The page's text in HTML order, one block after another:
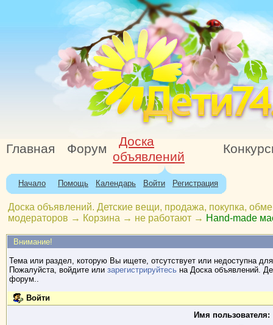
Главная Форум
Доска
объявлений
Начало Помощь Календарь Войти Регистрация
Доска объявлений. Детские вещи, продажа, покупка,
модераторов → Корзина → не работают → Hand-made
Внимание!
Тема или раздел, которую Вы ищете, отсутствует или недоступна
Пожалуйста, войдите или зарегистрируйтесьна Доска объявлений.
форум..
Войти
Имя пользователя: